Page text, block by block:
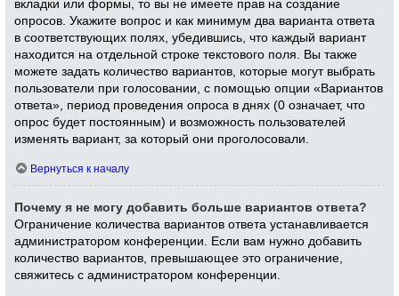
вкладки или формы, то вы не имеете прав на создание
опросов. Укажите вопрос и как минимум два варианта ответа
в соответствующих полях, убедившись, что каждый вариант
находится на отдельной строке текстового поля. Вы также
можете задать количество вариантов, которые могут выбрать
пользователи при голосовании, с помощью опции «Вариантов
ответа», период проведения опроса в днях (0 означает, что
опрос будет постоянным) и возможность пользователей
изменять вариант, за который они проголосовали.
Вернуться к началу
Почему я не могу добавить больше вариантов ответа?
Ограничение количества вариантов ответа устанавливается
администратором конференции. Если вам нужно добавить
количество вариантов, превышающее это ограничение,
свяжитесь с администратором конференции.